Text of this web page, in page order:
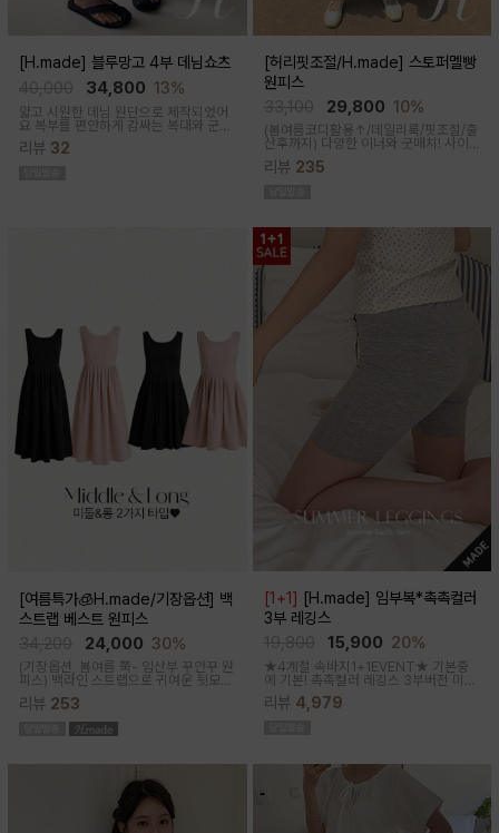
[H.made] 블루망고 4부 데님쇼츠
34,800 13%
얇고 시원한 데님 원단으로 제작되었어
요 복부를 편안하게 감싸는 복대와 군살
커버되는 여유핏! 사이드&뒷포켓, 노란
스티치로 실용성과 포인트를 더했어요
리뷰 32
[허리핏조절/H.made] 스토퍼멜빵
원피스
29,800 10%
(봄여름코디활용↑/데일리룩/핏조절/출
산후까지) 다양한 이너와 굿매치! 사이
캐쥬얼한 무드의 뷔스티에 원피스에요
리뷰 235
[여름특가🧊H.made/기장옵션] 백
스트랩 베스트 원피스
24,000 30%
(기장옵션, 봄여름 쭉- 임산부 꾸안꾸 원
피스) 백라인 스트랩으로 귀여운 뒷모습
으로 연출해주는 기특한 원피스, 바스락
한 소재로 착용감이 가벼워요
리뷰 253
[1+1] [H.made] 임부복*촉촉컬러
3부 레깅스
15,900 20%
★4계절 속바지1+1EVENT★ 기본중
에 기본! 촉촉컬러 레깅스 3부버전 미니
원피스나 스커트안에 쏙~사계절 내내
필수템인 3부 속바지쫀쫀한 신축성으로
리뷰 4,979